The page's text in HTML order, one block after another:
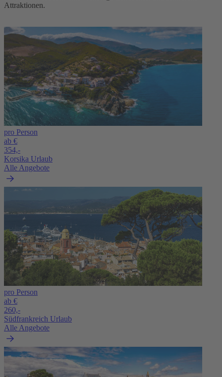
Attraktionen.
pro Person
ab €
354,-
Korsika Urlaub
Alle Angebote
pro Person
ab €
260,-
Südfrankreich Urlaub
Alle Angebote